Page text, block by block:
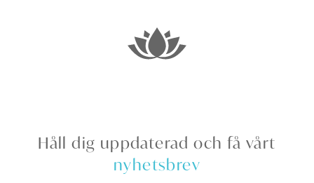
Håll dig uppdaterad och få vårt
nyhetsbrev